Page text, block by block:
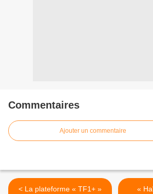
Commentaires
Ajouter un commentaire
< La plateforme « TF1+ »
«